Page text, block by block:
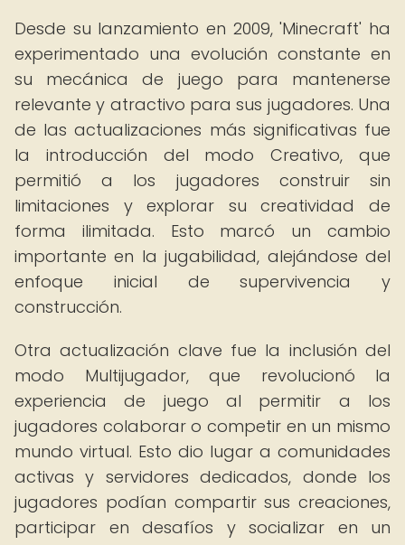
Desde su lanzamiento en 2009, 'Minecraft' ha
experimentado una evolución constante en
su mecánica de juego para mantenerse
relevante y atractivo para sus jugadores. Una
de las actualizaciones más significativas fue
la introducción del modo Creativo, que
permitió a los jugadores construir sin
limitaciones y explorar su creatividad de
forma ilimitada. Esto marcó un cambio
importante en la jugabilidad, alejándose del
enfoque inicial de supervivencia y
construcción.
Otra actualización clave fue la inclusión del
modo Multijugador, que revolucionó la
experiencia de juego al permitir a los
jugadores colaborar o competir en un mismo
mundo virtual. Esto dio lugar a comunidades
activas y servidores dedicados, donde los
jugadores podían compartir sus creaciones,
participar en desafíos y socializar en un